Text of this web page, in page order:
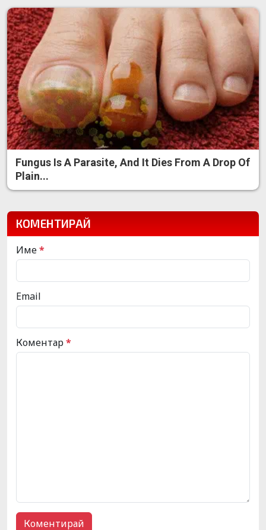
Fungus Is A Parasite, And It Dies From A Drop Of
Plain...
КОМЕНТИРАЙ
Име*
Email
Коментар*